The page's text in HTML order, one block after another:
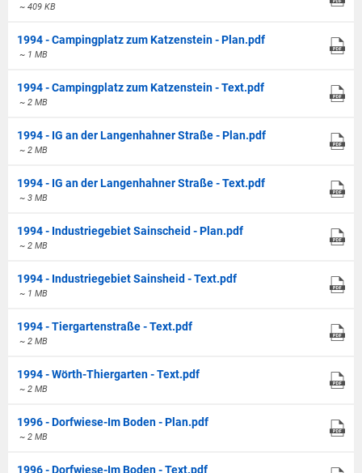
~ 409 KB
1994 - Campingplatz zum Katzenstein - Plan.pdf
~ 1 MB
1994 - Campingplatz zum Katzenstein - Text.pdf
~ 2 MB
1994 - IG an der Langenhahner Straße - Plan.pdf
~ 2 MB
1994 - IG an der Langenhahner Straße - Text.pdf
~ 3 MB
1994 - Industriegebiet Sainscheid - Plan.pdf
~ 2 MB
1994 - Industriegebiet Sainsheid - Text.pdf
~ 1 MB
1994 - Tiergartenstraße - Text.pdf
~ 2 MB
1994 - Wörth-Thiergarten - Text.pdf
~ 2 MB
1996 - Dorfwiese-Im Boden - Plan.pdf
~ 2 MB
1996 - Dorfwiese-Im Boden - Text.pdf